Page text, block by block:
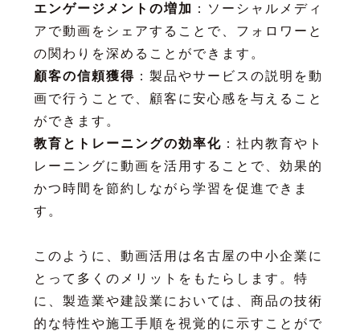
エンゲージメントの増加 ：ソーシャルメディ
アで動画をシェアすることで、フォロワーと
の関わりを深めることができます。
顧客の信頼獲得 ：製品やサービスの説明を動
画で行うことで、顧客に安心感を与えること
ができます。
教育とトレーニングの効率化 ：社内教育やト
レーニングに動画を活用することで、効果的
かつ時間を節約しながら学習を促進できま
す。
このように、動画活用は名古屋の中小企業に
とって多くのメリットをもたらします。特
に、製造業や建設業においては、商品の技術
的な特性や施工手順を視覚的に示すことがで